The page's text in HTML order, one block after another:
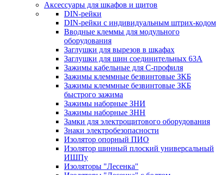
Аксессуары для шкафов и щитов
DIN-рейки
DIN-рейки с индивидуальным штрих-кодом
Вводные клеммы для модульного
оборудования
Заглушки для вырезов в шкафах
Заглушки для шин соединительных 63А
Зажимы кабельные для С-профиля
Зажимы клеммные безвинтовые ЗКБ
Зажимы клеммные безвинтовые ЗКБ
быстрого зажима
Зажимы наборные ЗНИ
Зажимы наборные ЗНН
Замки для электрощитового оборудования
Знаки электробезопасности
Изолятор опорный ПИО
Изолятор шинный плоский универсальный
ИШПу
Изоляторы "Лесенка"